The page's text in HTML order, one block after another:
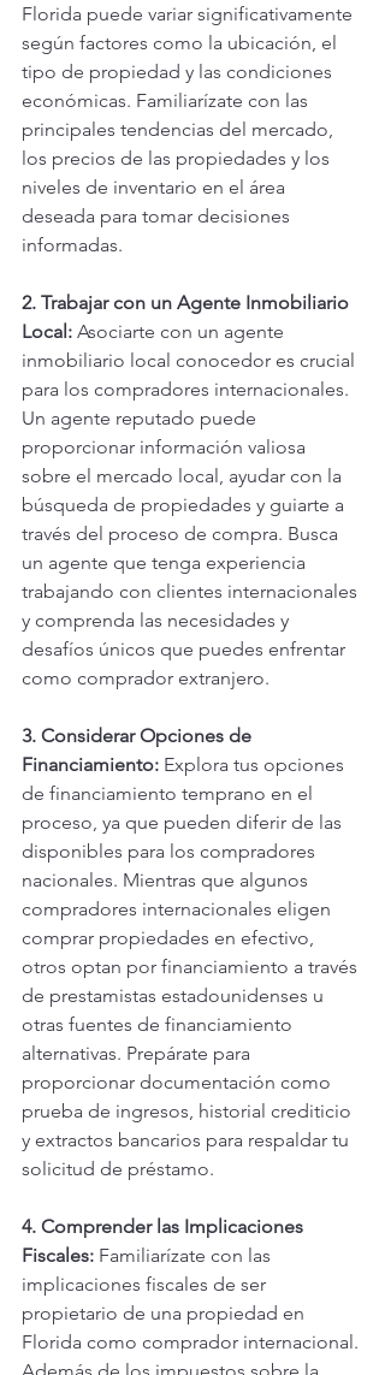
Florida puede variar significativamente
según factores como la ubicación, el
tipo de propiedad y las condiciones
económicas. Familiarízate con las
principales tendencias del mercado,
los precios de las propiedades y los
niveles de inventario en el área
deseada para tomar decisiones
informadas.
2. Trabajar con un Agente Inmobiliario
Local: Asociarte con un agente
inmobiliario local conocedor es crucial
para los compradores internacionales.
Un agente reputado puede
proporcionar información valiosa
sobre el mercado local, ayudar con la
búsqueda de propiedades y guiarte a
través del proceso de compra. Busca
un agente que tenga experiencia
trabajando con clientes internacionales
y comprenda las necesidades y
desafíos únicos que puedes enfrentar
como comprador extranjero.
3. Considerar Opciones de
Financiamiento: Explora tus opciones
de financiamiento temprano en el
proceso, ya que pueden diferir de las
disponibles para los compradores
nacionales. Mientras que algunos
compradores internacionales eligen
comprar propiedades en efectivo,
otros optan por financiamiento a través
de prestamistas estadounidenses u
otras fuentes de financiamiento
alternativas. Prepárate para
proporcionar documentación como
prueba de ingresos, historial crediticio
y extractos bancarios para respaldar tu
solicitud de préstamo.
4. Comprender las Implicaciones
Fiscales: Familiarízate con las
implicaciones fiscales de ser
propietario de una propiedad en
Florida como comprador internacional.